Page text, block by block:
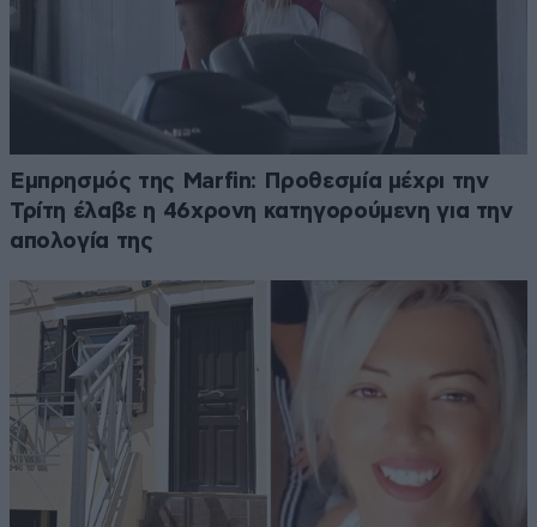
Εμπρησμός της Marfin: Προθεσμία μέχρι την
Τρίτη έλαβε η 46χρονη κατηγορούμενη για την
απολογία της